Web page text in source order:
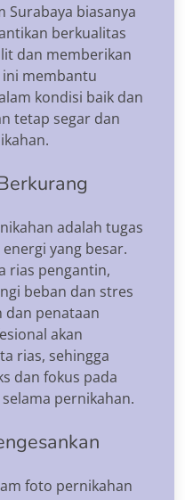
Surabaya biasanya
berkualitas
dan memberikan
ini membantu
kondisi baik dan
tetap segar dan
adalah tugas
yang besar.
rias pengantin,
beban dan stres
dan penataan
akan
rias, sehingga
dan fokus pada
pernikahan.
foto pernikahan